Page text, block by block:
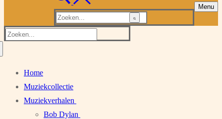
Zoeken
naar:
Menu
Zoeken
Home
Muziekcollectie
Muziekverhalen
Bob Dylan